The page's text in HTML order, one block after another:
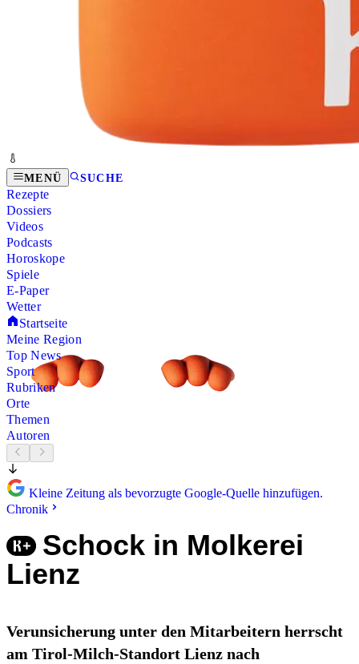
MENÜ SUCHE
Rezepte
Dossiers
Videos
Podcasts
Horoskope
Spiele
E-Paper
Wetter
Startseite
Meine Region
Top News
Sport
Rubriken
Orte
Themen
Autoren
Kleine Zeitung als bevorzugte Google-Quelle hinzufügen.
Chronik
Schock in Molkerei
Lienz
Verunsicherung unter den Mitarbeitern herrscht
am Tirol-Milch-Standort Lienz nach